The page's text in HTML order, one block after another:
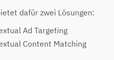
dafür zwei Lösungen:
Ad Targeting
Content Matching